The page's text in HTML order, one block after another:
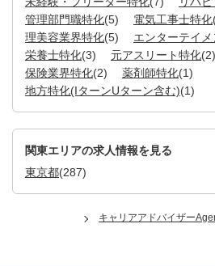
管理部門職特化(5) 電気工事士特化
理美容業界特化(5) エンターテイ
栄養士特化(3) 元アスリート特化(2)
保険業界特化(2) 薬剤師特化(1)
地方特化(IターンUターン含む)(1)
関東エリアの求人情報を見る
東京都(287)
キャリアアドバイザー